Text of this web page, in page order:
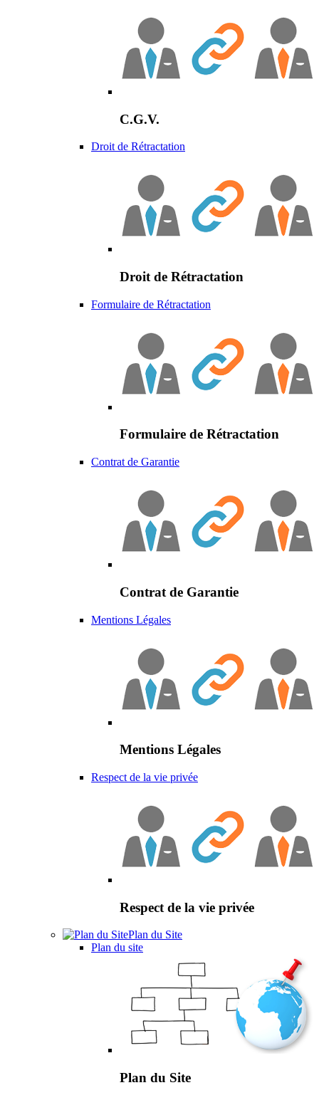
C.G.V.
Droit de Rétractation
Droit de Rétractation
Formulaire de Rétractation
Formulaire de Rétractation
Contrat de Garantie
Contrat de Garantie
Mentions Légales
Mentions Légales
Respect de la vie privée
Respect de la vie privée
Plan du Site
Plan du site
Plan du Site